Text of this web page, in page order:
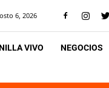
6, 2026
VIVO NEGOCIOS